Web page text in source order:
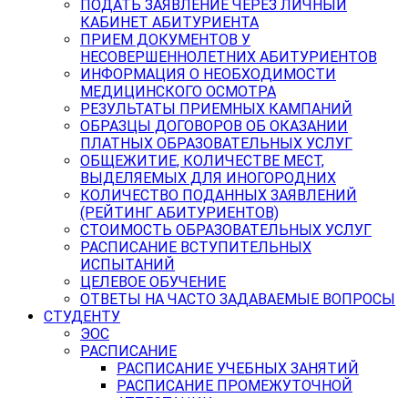
ПОДАТЬ ЗАЯВЛЕНИЕ ЧЕРЕЗ ЛИЧНЫЙ
КАБИНЕТ АБИТУРИЕНТА
ПРИЕМ ДОКУМЕНТОВ У
НЕСОВЕРШЕННОЛЕТНИХ АБИТУРИЕНТОВ
ИНФОРМАЦИЯ О НЕОБХОДИМОСТИ
МЕДИЦИНСКОГО ОСМОТРА
РЕЗУЛЬТАТЫ ПРИЕМНЫХ КАМПАНИЙ
ОБРАЗЦЫ ДОГОВОРОВ ОБ ОКАЗАНИИ
ПЛАТНЫХ ОБРАЗОВАТЕЛЬНЫХ УСЛУГ
ОБЩЕЖИТИЕ, КОЛИЧЕСТВЕ МЕСТ,
ВЫДЕЛЯЕМЫХ ДЛЯ ИНОГОРОДНИХ
КОЛИЧЕСТВО ПОДАННЫХ ЗАЯВЛЕНИЙ
(РЕЙТИНГ АБИТУРИЕНТОВ)
СТОИМОСТЬ ОБРАЗОВАТЕЛЬНЫХ УСЛУГ
РАСПИСАНИЕ ВСТУПИТЕЛЬНЫХ
ИСПЫТАНИЙ
ЦЕЛЕВОЕ ОБУЧЕНИЕ
ОТВЕТЫ НА ЧАСТО ЗАДАВАЕМЫЕ ВОПРОСЫ
СТУДЕНТУ
ЭОС
РАСПИСАНИЕ
РАСПИСАНИЕ УЧЕБНЫХ ЗАНЯТИЙ
РАСПИСАНИЕ ПРОМЕЖУТОЧНОЙ